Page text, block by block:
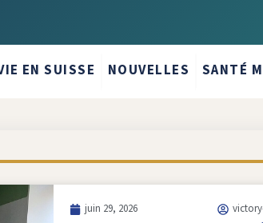
EN SUISSE NOUVELLES SANTÉ
juin 29, 2026